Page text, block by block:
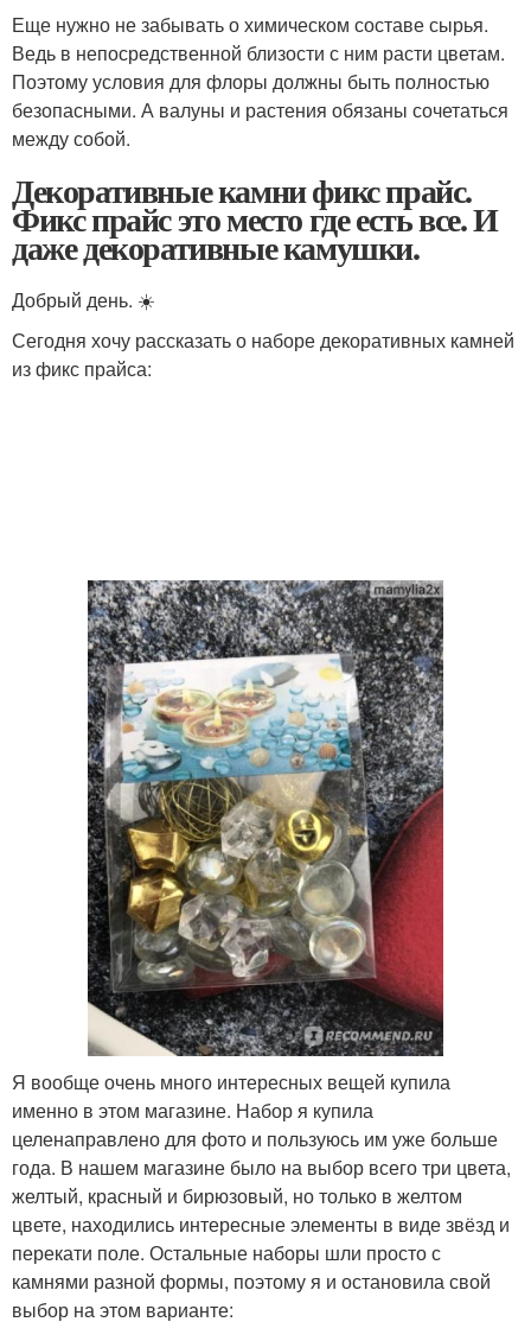
Еще нужно не забывать о химическом составе сырья.
Ведь в непосредственной близости с ним расти цветам.
Поэтому условия для флоры должны быть полностью
безопасными. А валуны и растения обязаны сочетаться
между собой.
Декоративные камни фикс прайс.
Фикс прайс это место где есть все. И
даже декоративные камушки.
Добрый день. ☀️
Сегодня хочу рассказать о наборе декоративных камней
из фикс прайса:
Я вообще очень много интересных вещей купила
именно в этом магазине. Набор я купила
целенаправлено для фото и пользуюсь им уже больше
года. В нашем магазине было на выбор всего три цвета,
желтый, красный и бирюзовый, но только в желтом
цвете, находились интересные элементы в виде звёзд и
перекати поле. Остальные наборы шли просто с
камнями разной формы, поэтому я и остановила свой
выбор на этом варианте: